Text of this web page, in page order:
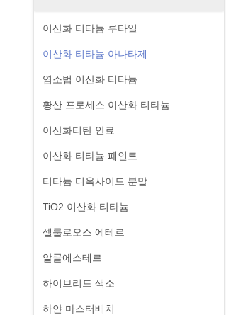
이산화 티타늄 루타일
이산화 티타늄 아나타제
염소법 이산화 티타늄
황산 프로세스 이산화 티타늄
이산화티탄 안료
이산화 티타늄 페인트
티타늄 디옥사이드 분말
TiO2 이산화 티타늄
셀룰로오스 에테르
알콜에스테르
하이브리드 색소
하얀 마스터배치